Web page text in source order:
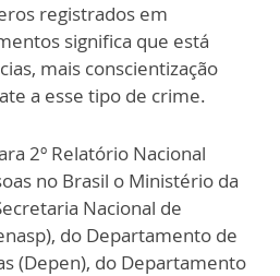
registrados em
significa que está
mais conscientização
a esse tipo de crime.
2º Relatório Nacional
no Brasil o Ministério da
Nacional de
do Departamento de
(Depen), do Departamento